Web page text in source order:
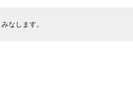
なします。